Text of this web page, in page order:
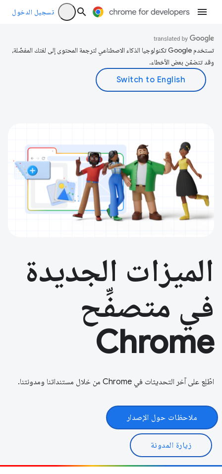
تسجيل الدخول
تستخدم Google تكنولوجيا الذكاء الاصطناعي لترجمة المحتوى إلى لغتك المفضّلة،
وقد تتضمّن بعض الأخطاء.
الميزات الجديدة
في متصفِّح
Chrome
اطّلِع على آخر التحديثات في Chrome من خلال مستنداتنا ومدونتنا.
ملاحظات حول الإصدار
زيارة المدونة